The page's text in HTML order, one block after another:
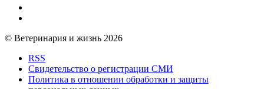
© Ветеринария и жизнь 2026
RSS
Свидетельство о регистрации СМИ
Политика в отношении обработки и защиты